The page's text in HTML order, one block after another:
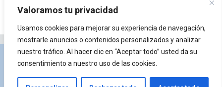
Valoramos tu privacidad
Usamos cookies para mejorar su experiencia de navegación,
mostrarle anuncios o contenidos personalizados y analizar
nuestro tráfico. Al hacer clic en “Aceptar todo” usted da su
consentimiento a nuestro uso de las cookies.
Privacidad y Política de Cookies Portal de
arquitectura Lista de Temas ¿Qué es Arkiplus?